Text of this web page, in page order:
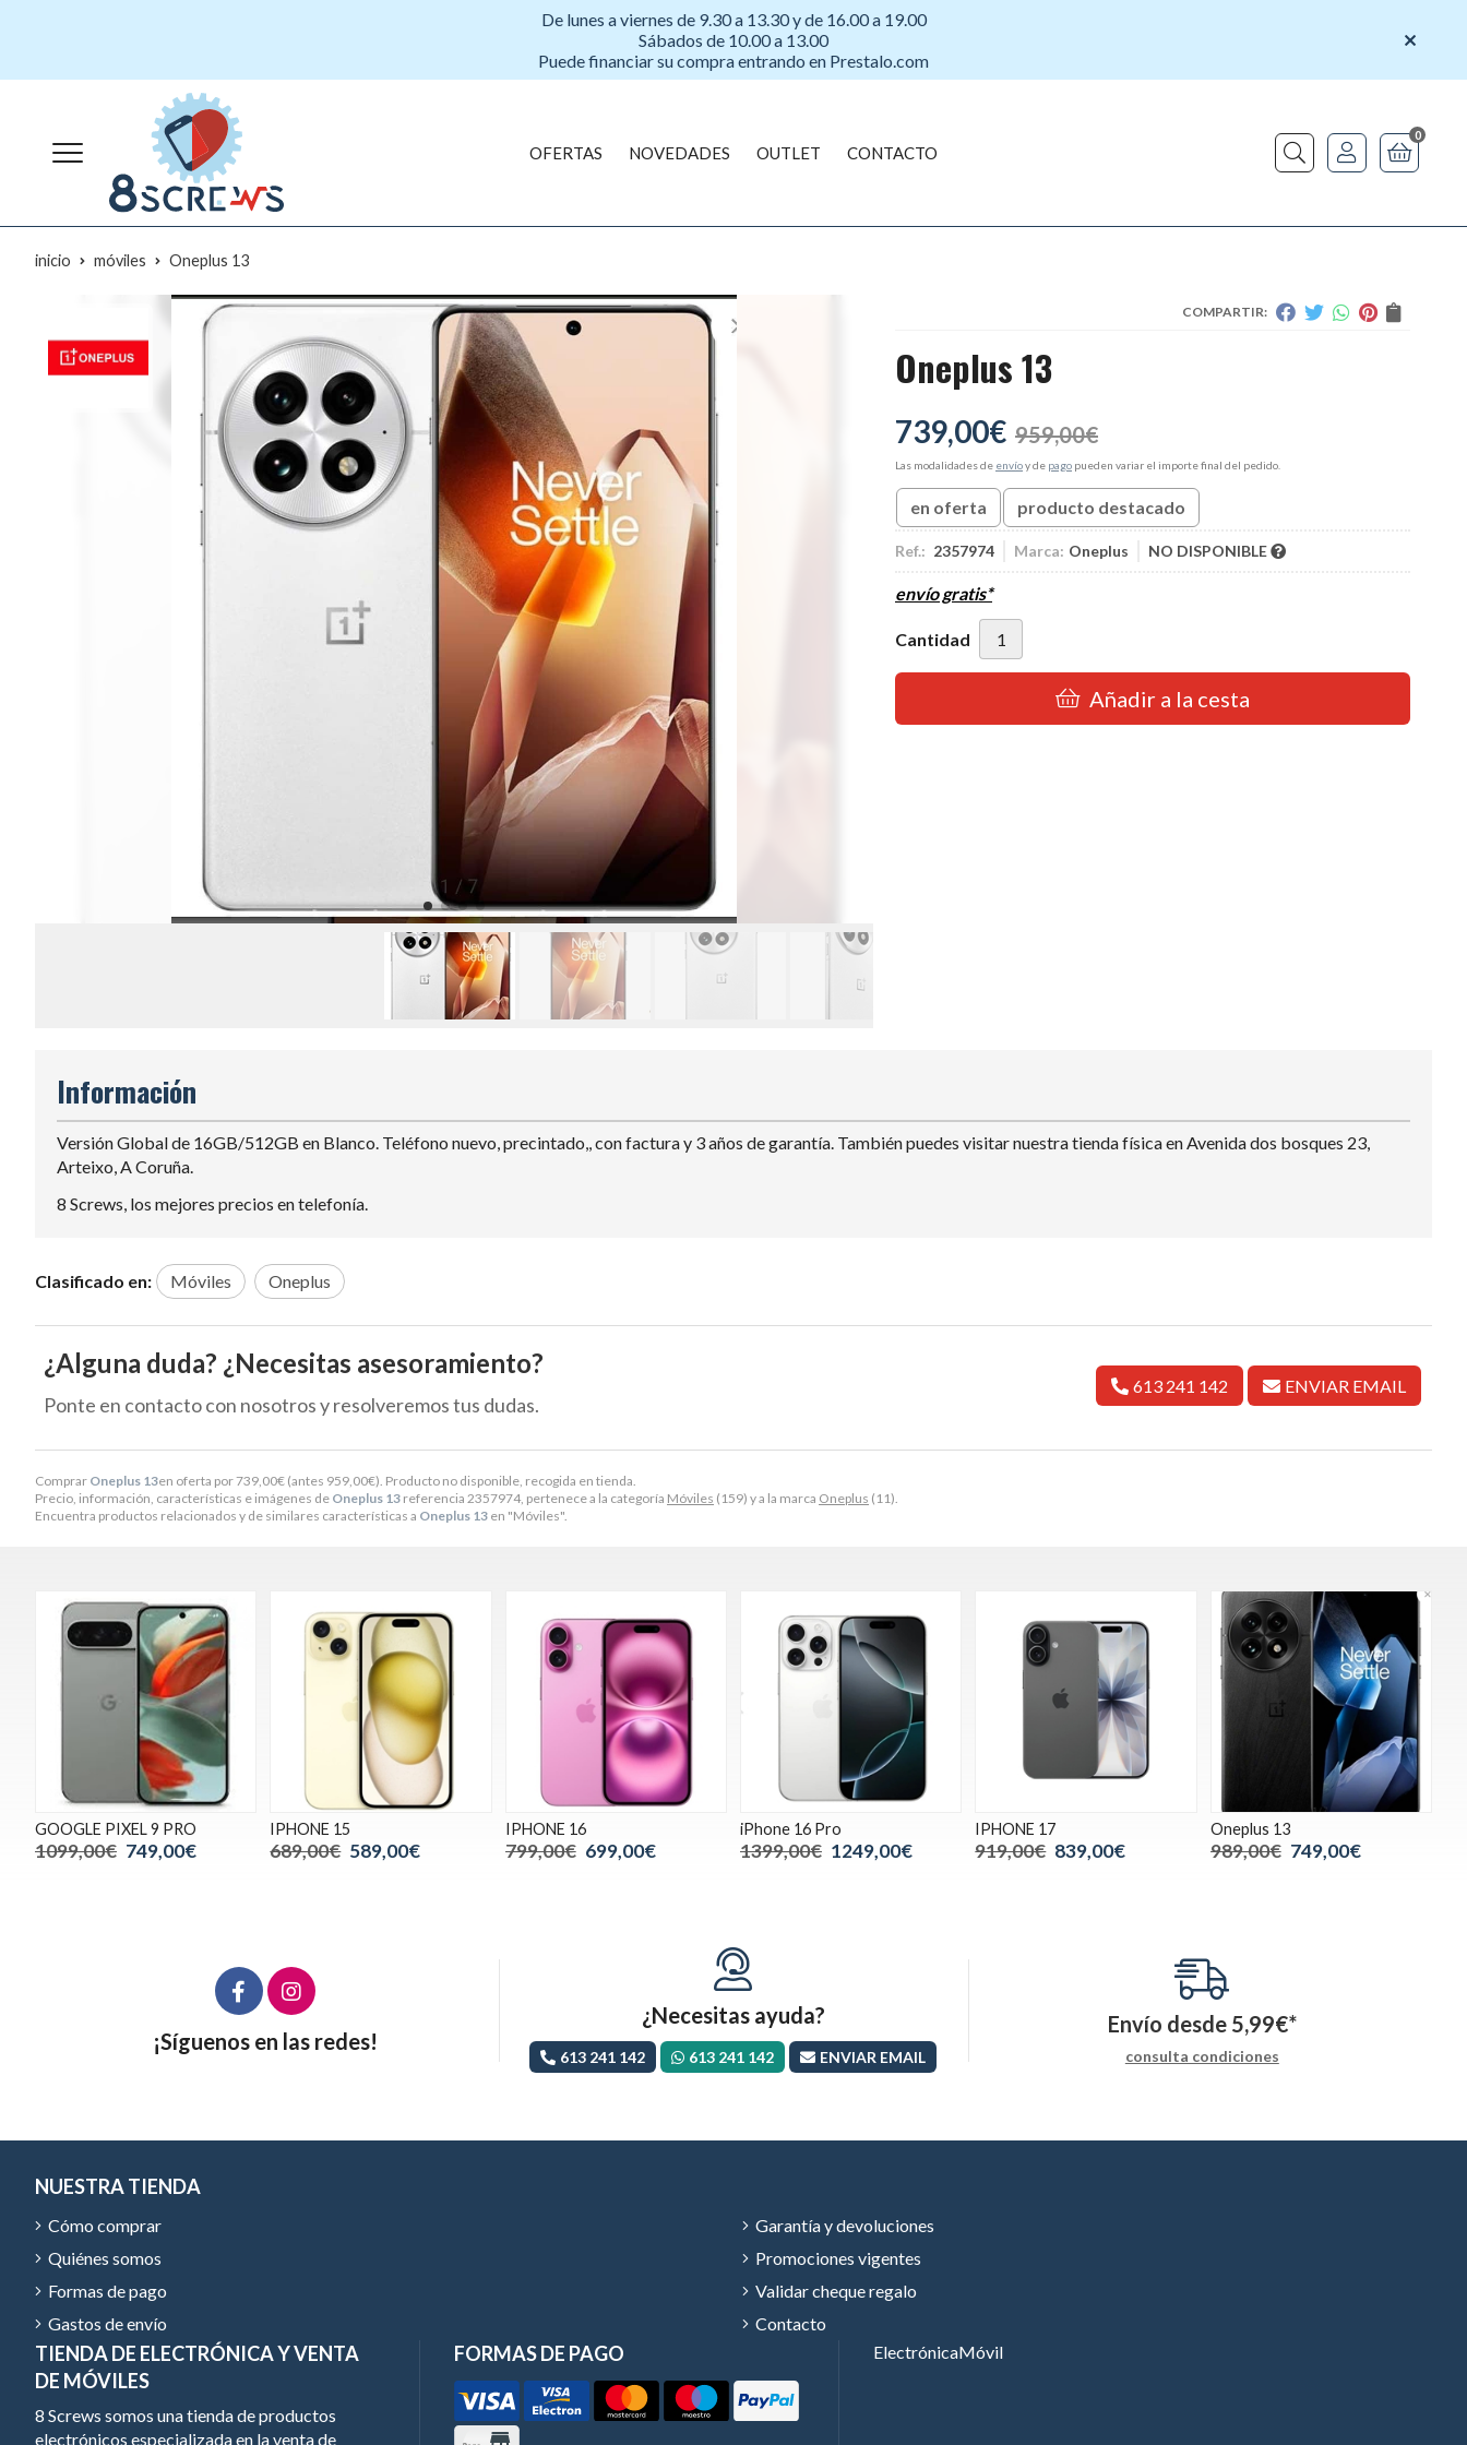
De lunes a viernes de 9.30 a 13.30 y de 16.00 a 19.00
Sábados de 10.00 a 13.00
Puede financiar su compra entrando en Prestalo.com
OFERTAS NOVEDADES OUTLET CONTACTO Buscar
0
inicio móviles Oneplus 13
COMPARTIR:
Oneplus 13
739,00€ 959,00€
Las modalidades de envíoy de pago pueden variar el importe final del pedido.
en oferta producto destacado
Ref.: 2357974 Marca: Oneplus NO DISPONIBLE
envío gratis*
Cantidad
Añadir a la cesta
Comprar Oneplus 13en oferta por739,00€ (antes 959,00€). Producto no disponible, recogida en tienda.
Precio, información, características e imágenes de Oneplus 13 referencia 2357974, pertenece a la categoría Móviles (159) y a la marca Oneplus (11).
Encuentra productos relacionados y de similares características a Oneplus 13 en "Móviles".
Información
Versión Global de 16GB/512GB en Blanco. Teléfono nuevo, precintado,, con factura y 3 años de garantía. También puedes visitar nuestra tienda física en Avenida dos bosques 23,
Arteixo, A Coruña.
8 Screws, los mejores precios en telefonía.
Clasificado en: Móviles Oneplus
¿Alguna duda? ¿Necesitas asesoramiento?
Ponte en contacto con nosotros y resolveremos tus dudas.
613 241 142 ENVIAR EMAIL
GOOGLE PIXEL 9 PRO
1099,00€ 749,00€
IPHONE 15
689,00€ 589,00€
IPHONE 16
799,00€ 699,00€
iPhone 16 Pro
1399,00€ 1249,00€
IPHONE 17
919,00€ 839,00€
Oneplus 13
989,00€ 749,00€
¡Síguenos en las redes!
¿Necesitas ayuda?
613 241 142 613 241 142 ENVIAR EMAIL
Envío desde 5,99€*
consulta condiciones
TIENDA DE ELECTRÓNICA Y VENTA
DE MÓVILES
8 Screws somos una tienda de productos
electrónicos especializada en la venta de
FORMAS DE PAGO
NUESTRA TIENDA
Cómo comprar
Quiénes somos
Formas de pago
Gastos de envío
Garantía y devoluciones
Promociones vigentes
Validar cheque regalo
Contacto
ElectrónicaMóvil